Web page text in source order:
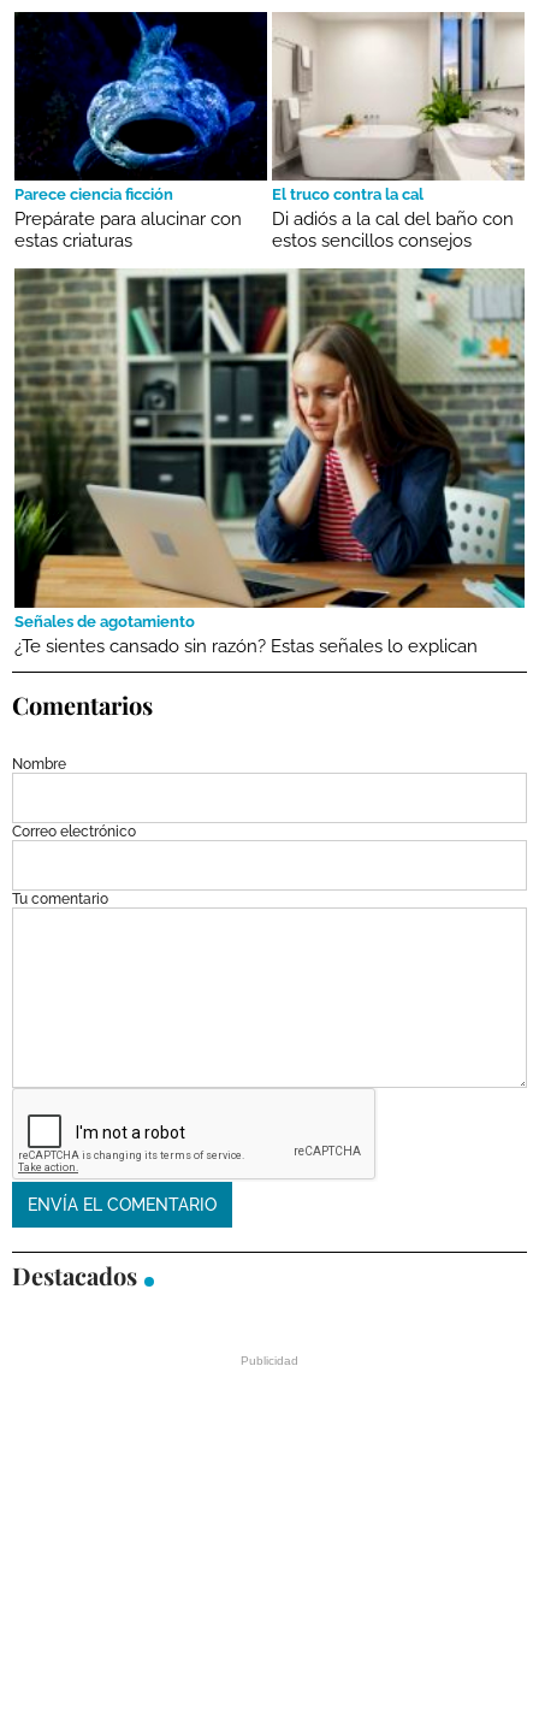
Parece ciencia ficción
Prepárate para alucinar con
estas criaturas
El truco contra la cal
Di adiós a la cal del baño con
estos sencillos consejos
Señales de agotamiento
¿Te sientes cansado sin razón? Estas señales lo explican
Comentarios
Nombre
Correo electrónico
Tu comentario
Destacados